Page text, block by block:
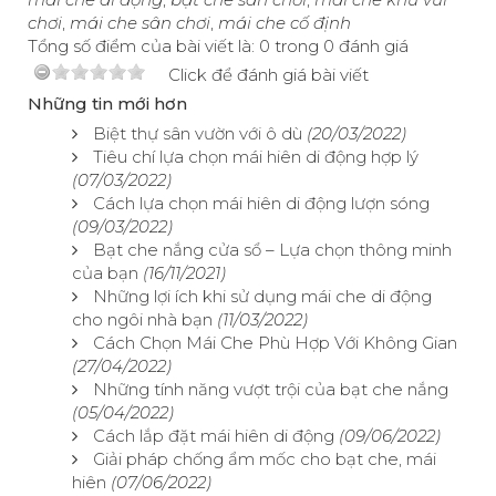
chơi mái che sân chơi mái che cố định
Tổng số điểm của bài viết là: 0 trong 0 đánh giá
Click để đánh giá bài viết
Những tin mới hơn
Biệt thự sân vườn với ô dù (20/03/2022)
Tiêu chí lựa chọn mái hiên di động hợp lý
(07/03/2022)
Cách lựa chọn mái hiên di động lượn sóng
(09/03/2022)
Bạt che nắng cửa sổ – Lựa chọn thông minh
của bạn (16/11/2021)
Những lợi ích khi sử dụng mái che di động
cho ngôi nhà bạn (11/03/2022)
Cách Chọn Mái Che Phù Hợp Với Không Gian
(27/04/2022)
Những tính năng vượt trội của bạt che nắng
(05/04/2022)
Cách lắp đặt mái hiên di động (09/06/2022)
Giải pháp chống ẩm mốc cho bạt che, mái
hiên (07/06/2022)